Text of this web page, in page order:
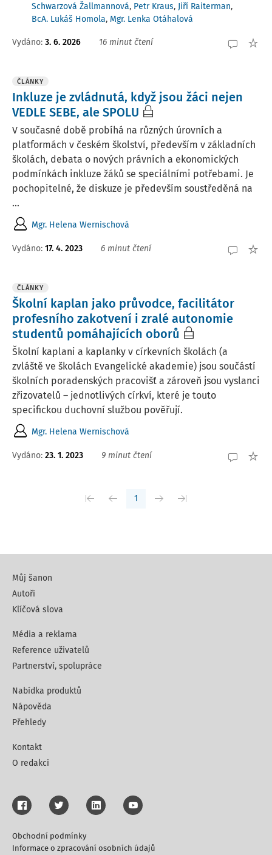
Schwarzová Žallmannová, Petr Kraus, Jiří Raiterman,
BcA. Lukáš Homola, Mgr. Lenka Otáhalová
Vydáno: 3. 6. 2026 16 minut čtení
ČLÁNKY
Inkluze je zvládnutá, když jsou žáci nejen
VEDLE SEBE, ale SPOLU
V současné době probíhá na různých úrovních a
platformách v českém školství, především v základních
školách, debata o nových právních a ekonomických
podmínkách inkluze žáků se speciálními potřebami. Je
pochopitelné, že diskuze je především soustředěná na
...
Mgr. Helena Wernischová
Vydáno: 17. 4. 2023 6 minut čtení
ČLÁNKY
Školní kaplan jako průvodce, facilitátor
profesního zakotvení i zralé autonomie
studentů pomáhajících oborů
Školní kaplani a kaplanky v církevních školách (a
zvláště ve školách Evangelické akademie) jsou součástí
školních poradenských pracovišť a zároveň jsou vyslanci
zřizovatelů – jednotlivých církví, které je touto
specifickou duchovní službou pověřují.
Mgr. Helena Wernischová
Vydáno: 23. 1. 2023 9 minut čtení
1
Můj šanon
Autoři
Klíčová slova
Média a reklama
Reference uživatelů
Partnerství, spolupráce
Nabídka produktů
Nápověda
Přehledy
Kontakt
O redakci
Obchodní podmínky
Informace o zpracování osobních údajů